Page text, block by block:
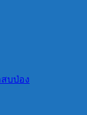
บป่อง